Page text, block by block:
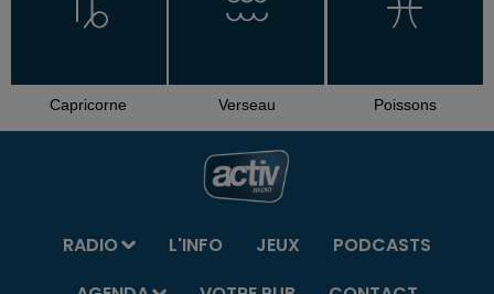
Capricorne Verseau Poissons
RADIO L'INFO JEUX
PODCASTS